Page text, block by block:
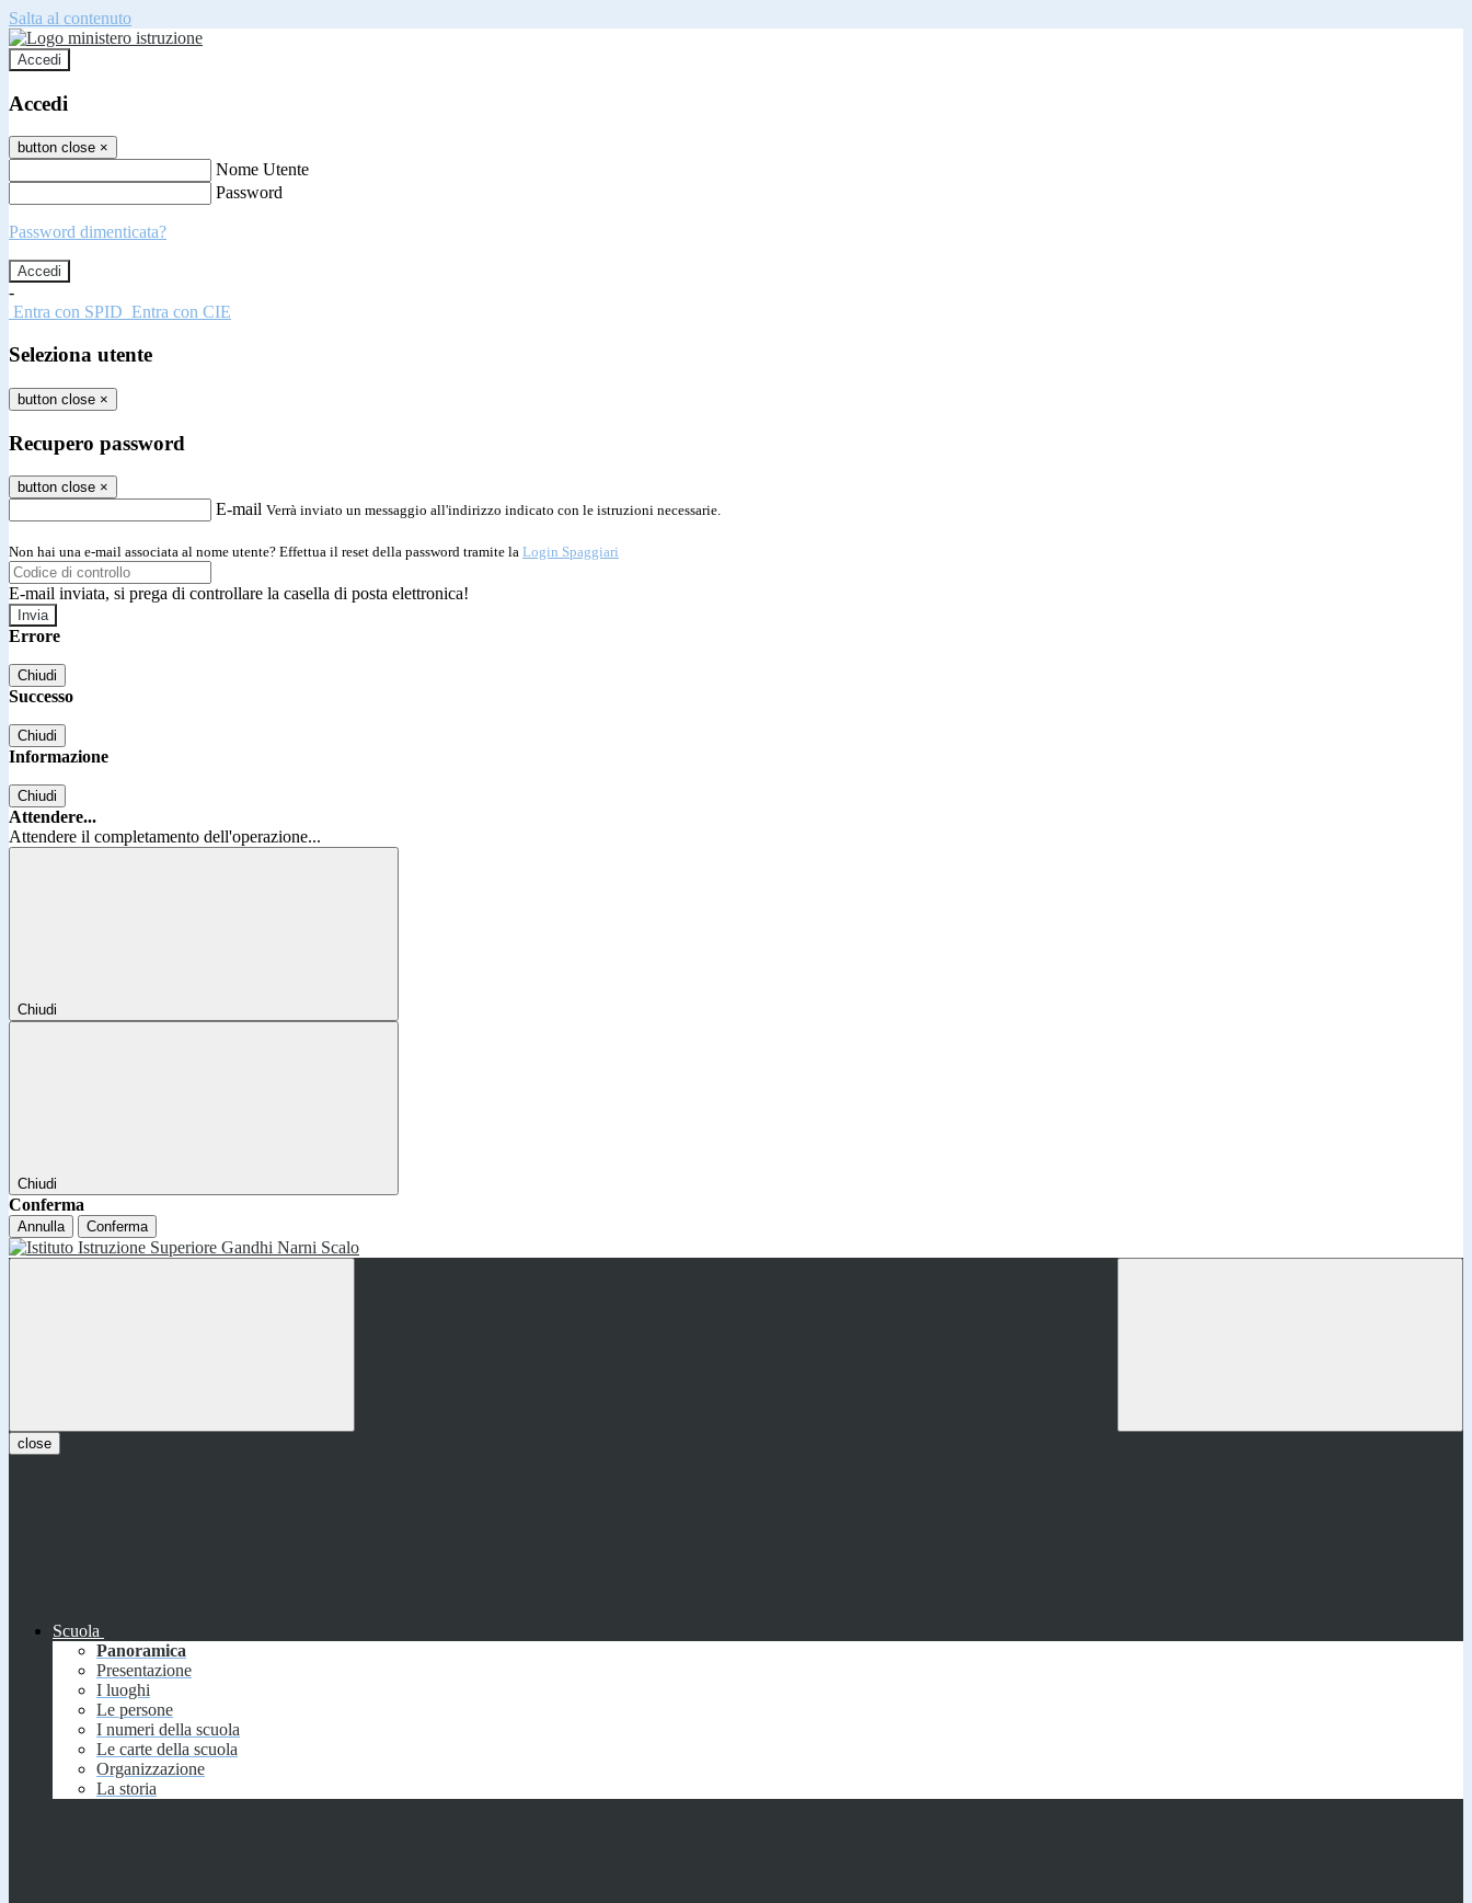
Salta al contenuto
Accedi
Accedi
button close ×
Nome Utente
Password
Password dimenticata?
-
Entra con SPID Entra con CIE
Seleziona utente
button close ×
Recupero password
button close ×
E-mail Verrà inviato un messaggio all'indirizzo indicato con le istruzioni necessarie.
Non hai una e-mail associata al nome utente? Effettua il reset della password tramite la Login Spaggiari
E-mail inviata, si prega di controllare la casella di posta elettronica!
Errore
Chiudi
Successo
Chiudi
Informazione
Chiudi
Attendere...
Attendere il completamento dell'operazione...
Chiudi
Chiudi
Conferma
Annulla Conferma
close
Scuola
Panoramica
Presentazione
I luoghi
Le persone
I numeri della scuola
Le carte della scuola
Organizzazione
La storia